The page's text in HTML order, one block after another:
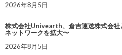
2026年8月5日
株式会社Univearth、倉吉運送株式会社
ネットワークを拡大〜
2026年8月5日